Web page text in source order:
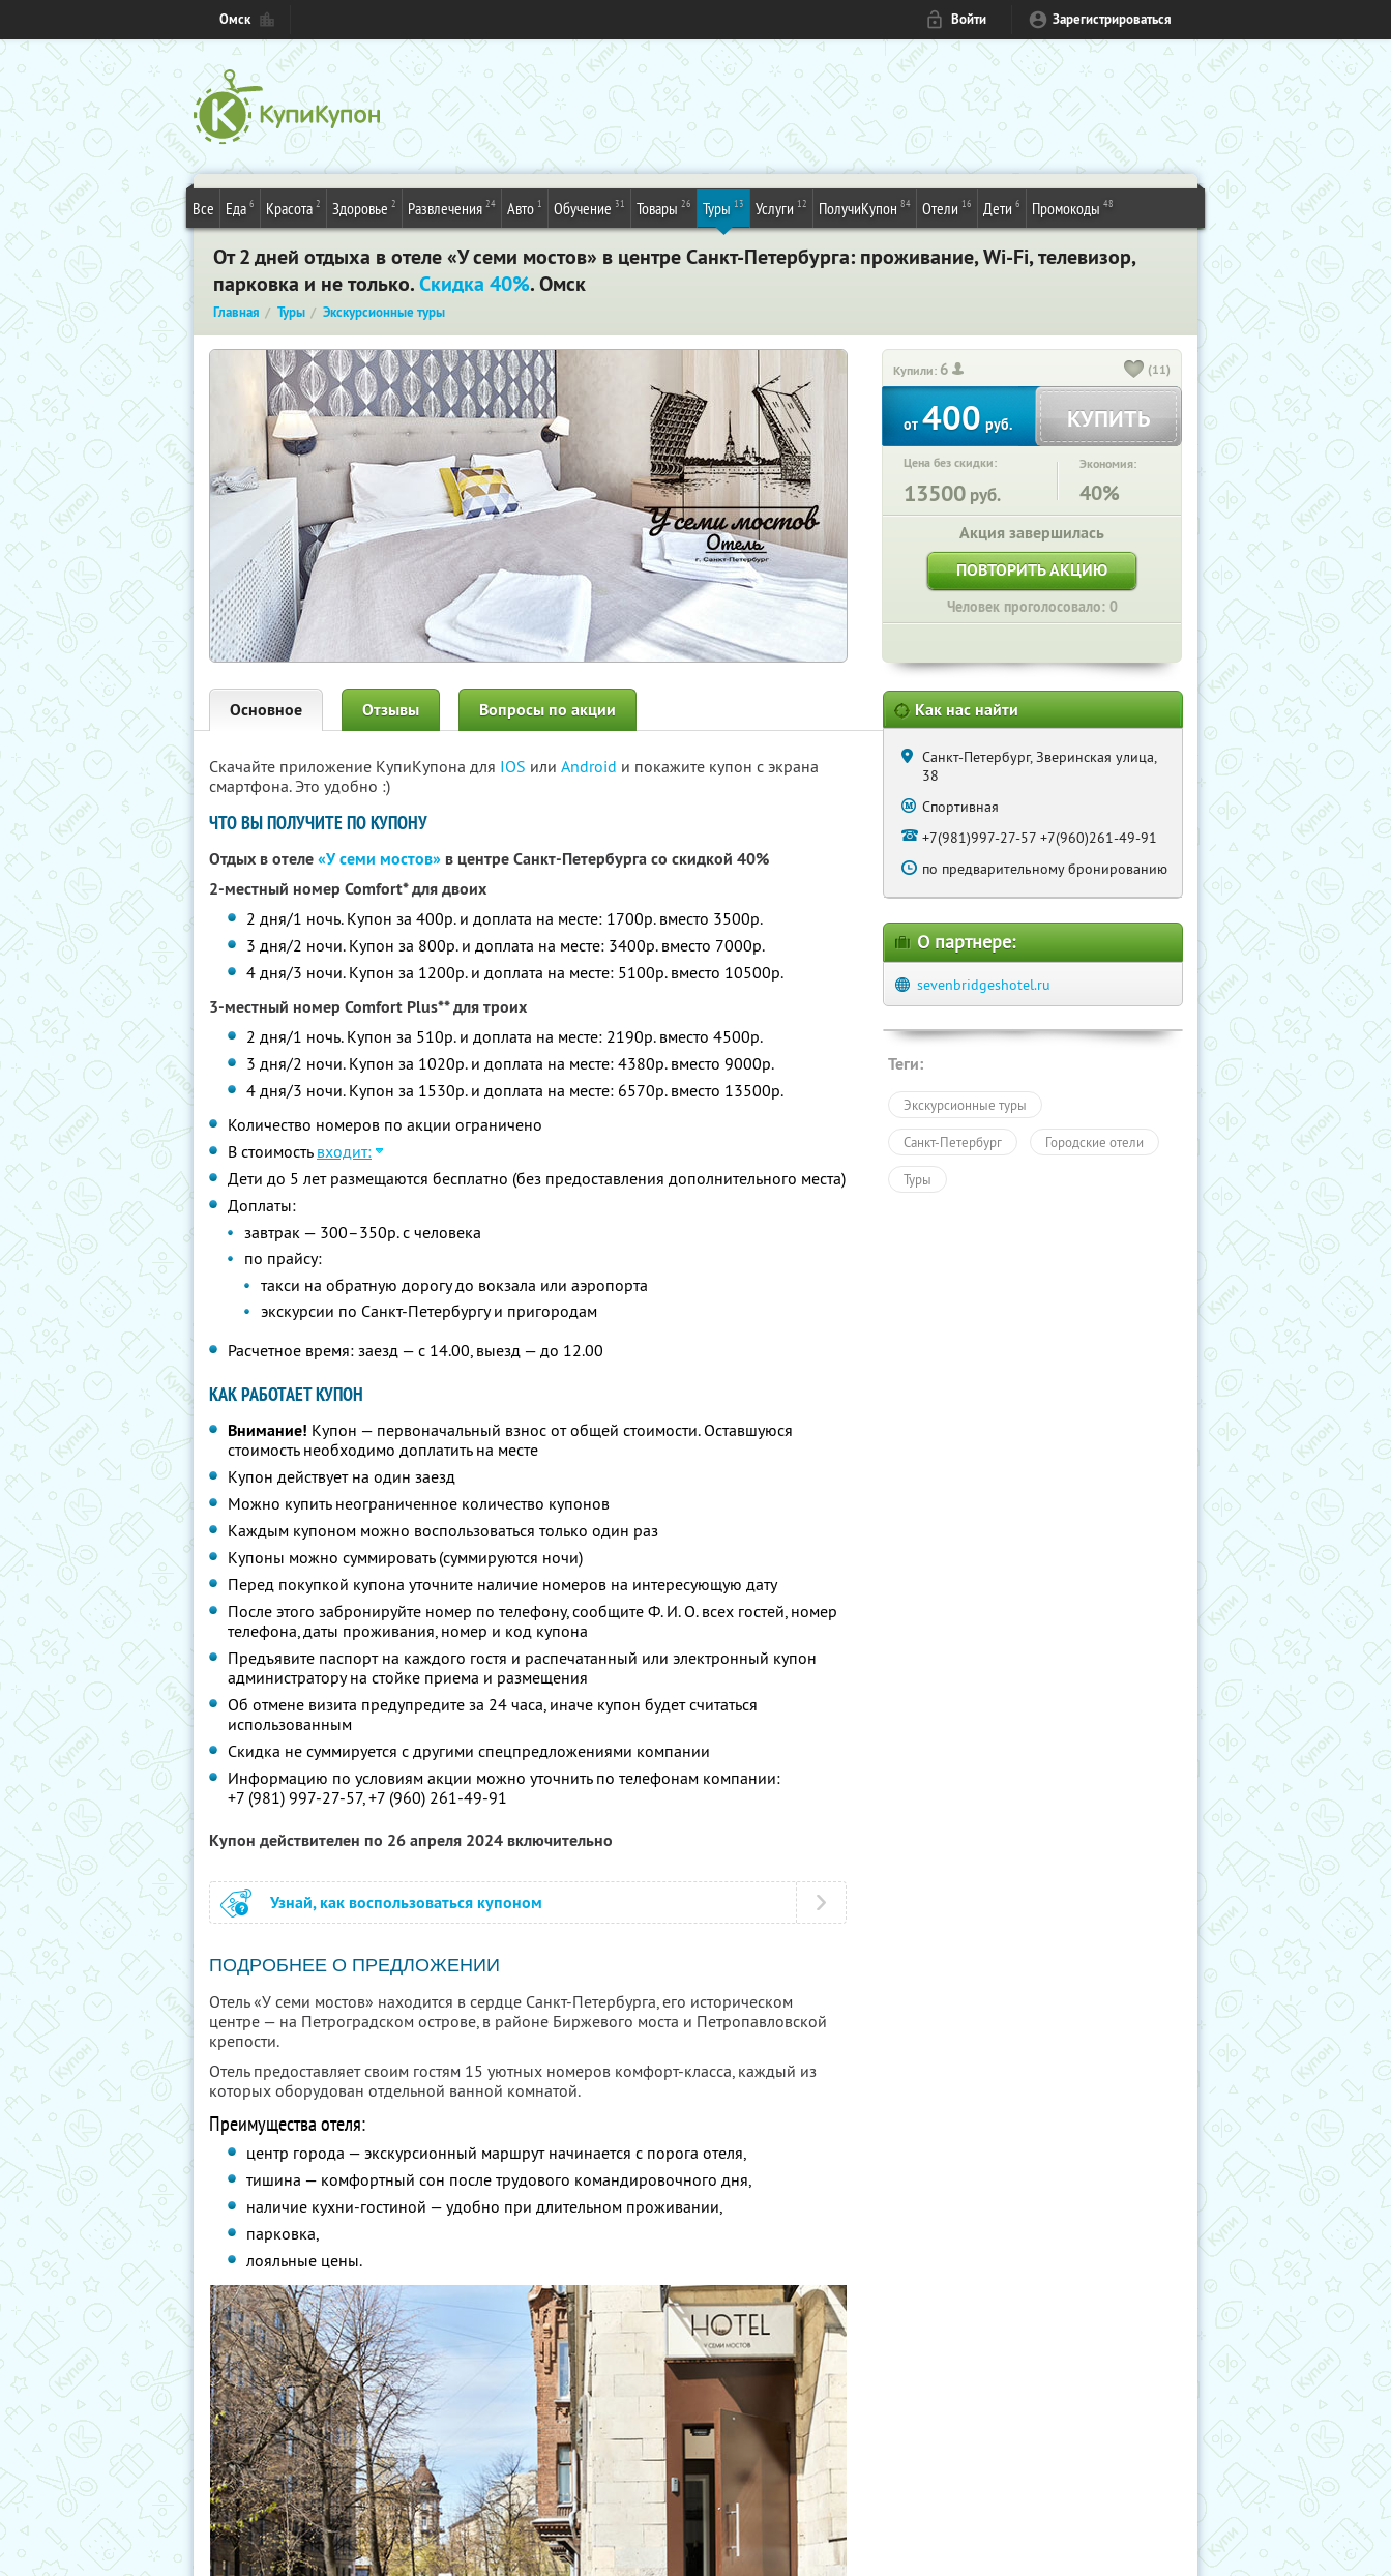
Омск Войти Зарегистрироваться
Все Еда 6 Красота 2 Здоровье 2 Развлечения 24 Авто 1 Обучение 31 Товары 26 Туры 13 Услуги 12 ПолучиКупон 84 Отели 16 Дети 6 Промокоды 48
От 2 дней отдыха в отеле «У семи мостов» в центре Санкт-Петербурга: проживание, Wi-Fi, телевизор,
парковка и не только.Скидка 40%. Омск
Главная Туры Экскурсионные туры
Купили: 6 (11)
от400руб. КУПИТЬ
Цена без скидки:
13500 руб.
Экономия:
40%
Акция завершилась
ПОВТОРИТЬ АКЦИЮ
Человек проголосовало: 0
Основное Отзывы Вопросы по акции
Скачайте приложение КупиКупона для IOS или Android и покажите купон с экрана
смартфона. Это удобно :)
ЧТО ВЫ ПОЛУЧИТЕ ПО КУПОНУ
Отдых в отеле«У семи мостов» в центре Санкт-Петербурга со скидкой 40%
2-местный номер Comfort* для двоих
2 дня/1 ночь. Купон за 400р. и доплата на месте: 1700р. вместо 3500р.
3 дня/2 ночи. Купон за 800р. и доплата на месте: 3400р. вместо 7000р.
4 дня/3 ночи. Купон за 1200р. и доплата на месте: 5100р. вместо 10500р.
3-местный номер Comfort Plus** для троих
2 дня/1 ночь. Купон за 510р. и доплата на месте: 2190р. вместо 4500р.
3 дня/2 ночи. Купон за 1020р. и доплата на месте: 4380р. вместо 9000р.
4 дня/3 ночи. Купон за 1530р. и доплата на месте: 6570р. вместо 13500р.
Количество номеров по акции ограничено
В стоимость входит:
Дети до 5 лет размещаются бесплатно (без предоставления дополнительного места)
Доплаты:
завтрак — 300–350р. с человека
по прайсу:
такси на обратную дорогу до вокзала или аэропорта
экскурсии по Санкт-Петербургу и пригородам
Расчетное время: заезд — с 14.00, выезд — до 12.00
КАК РАБОТАЕТ КУПОН
Внимание! Купон — первоначальный взнос от общей стоимости. Оставшуюся
стоимость необходимо доплатить на месте
Купон действует на один заезд
Можно купить неограниченное количество купонов
Каждым купоном можно воспользоваться только один раз
Купоны можно суммировать (суммируются ночи)
Перед покупкой купона уточните наличие номеров на интересующую дату
После этого забронируйте номер по телефону, сообщите Ф. И. О.всех гостей, номер
телефона, даты проживания, номер и код купона
Предъявите паспорт на каждого гостя и распечатанный или электронный купон
администратору на стойке приема и размещения
Об отмене визита предупредите за 24 часа, иначе купон будет считаться
использованным
Скидка не суммируется с другими спецпредложениями компании
Информацию по условиям акции можно уточнить по телефонам компании:
+7 (981) 997-27-57, +7 (960) 261-49-91
Купон действителен по 26 апреля 2024 включительно
Узнай, как воспользоваться купоном
ПОДРОБНЕЕ О ПРЕДЛОЖЕНИИ
Отель «У семи мостов» находится в сердце Санкт-Петербурга, его историческом
центре — на Петроградском острове, в районе Биржевого моста и Петропавловской
крепости.
Отель предоставляет своим гостям 15 уютных номеров комфорт-класса, каждый из
которых оборудован отдельной ванной комнатой.
Преимущества отеля:
центр города — экскурсионный маршрут начинается с порога отеля,
тишина — комфортный сон после трудового командировочного дня,
наличие кухни-гостиной — удобно при длительном проживании,
парковка,
лояльные цены.
Как нас найти
Санкт-Петербург, Зверинская улица,
38
Спортивная
+7(981)997-27-57 +7(960)261-49-91
по предварительному бронированию
О партнере:
sevenbridgeshotel.ru
Теги:
Экскурсионные туры
Санкт-Петербург Городские отели
Туры